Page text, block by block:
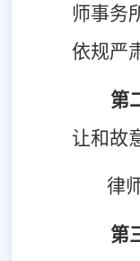
师事务
依规严
第
让和故
律
第